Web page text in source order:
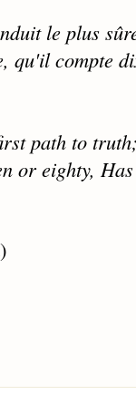
le plus
qu'il compte
path to
or eighty,